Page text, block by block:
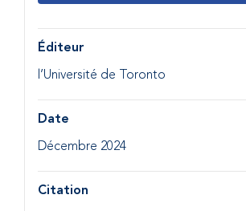
Éditeur
l’Université de Toronto
Date
Décembre 2024
Citation